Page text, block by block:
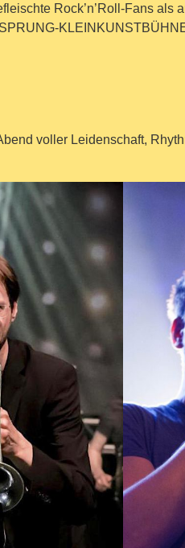
Rock’n’Roll-Fans als
voller Leidenschaft,